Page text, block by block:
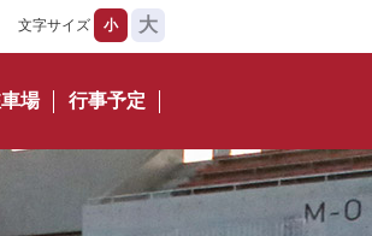
場 行事予定
文字サイズ 小 大